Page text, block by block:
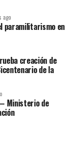
ago
paramilitarismo en
creación de
de la
Ministerio de